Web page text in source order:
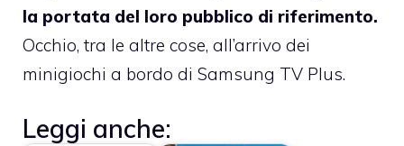
la portata del loro pubblico di riferimento.
Occhio, tra le altre cose, all’arrivo dei
minigiochi a bordo di Samsung TV Plus.
Leggi anche: